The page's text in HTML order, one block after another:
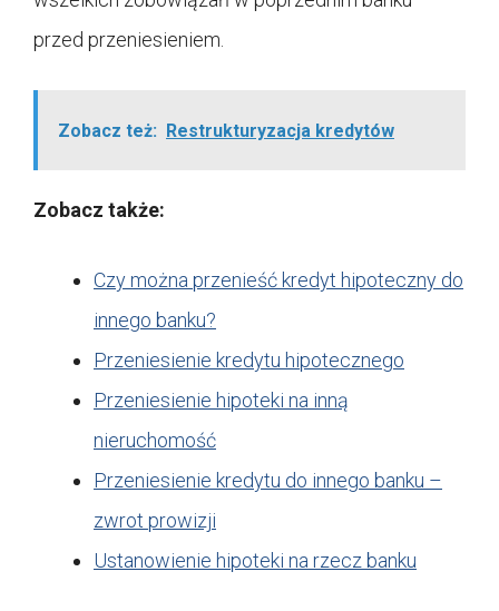
przed przeniesieniem.
Zobacz też: Restrukturyzacja kredytów
Zobacz także:
Czy można przenieść kredyt hipoteczny do
innego banku?
Przeniesienie kredytu hipotecznego
Przeniesienie hipoteki na inną
nieruchomość
Przeniesienie kredytu do innego banku –
zwrot prowizji
Ustanowienie hipoteki na rzecz banku